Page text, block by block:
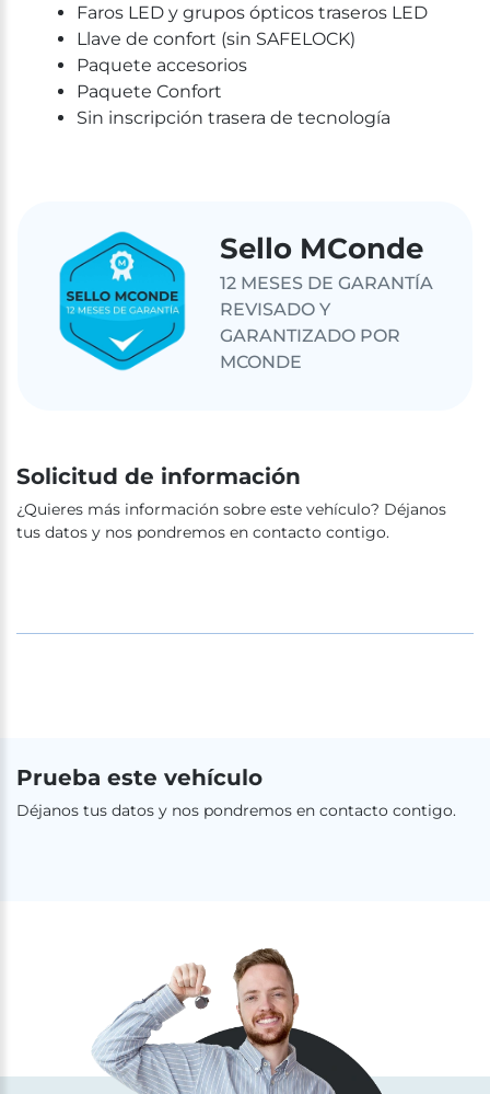
Faros LED y grupos ópticos traseros LED
Llave de confort (sin SAFELOCK)
Paquete accesorios
Paquete Confort
Sin inscripción trasera de tecnología
Sello MConde
12 MESES DE GARANTÍA
REVISADO Y
GARANTIZADO POR
MCONDE
Solicitud de información
¿Quieres más información sobre este vehículo? Déjanos
tus datos y nos pondremos en contacto contigo.
Prueba este vehículo
Déjanos tus datos y nos pondremos en contacto contigo.